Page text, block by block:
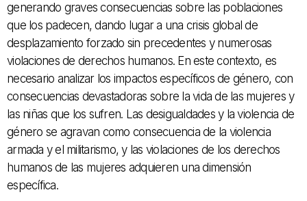
generando graves consecuencias sobre las poblaciones
que los padecen, dando lugar a una crisis global de
desplazamiento forzado sin precedentes y numerosas
violaciones de derechos humanos. En este contexto, es
necesario analizar los impactos específicos de género, con
consecuencias devastadoras sobre la vida de las mujeres y
las niñas que los sufren. Las desigualdades y la violencia de
género se agravan como consecuencia de la violencia
armada y el militarismo, y las violaciones de los derechos
humanos de las mujeres adquieren una dimensión
específica.